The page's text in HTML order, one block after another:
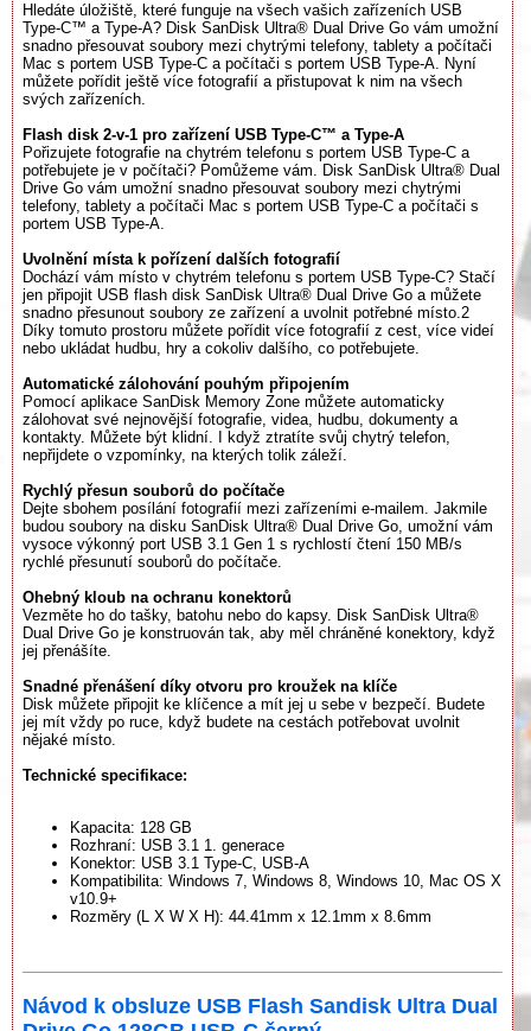
Hledáte úložiště, které funguje na všech vašich zařízeních USB
Type-C™ a Type-A? Disk SanDisk Ultra® Dual Drive Go vám umožní
snadno přesouvat soubory mezi chytrými telefony, tablety a počítači
Mac s portem USB Type-C a počítači s portem USB Type-A. Nyní
můžete pořídit ještě více fotografií a přistupovat k nim na všech
svých zařízeních.
Flash disk 2-v-1 pro zařízení USB Type-C™ a Type-A
Pořizujete fotografie na chytrém telefonu s portem USB Type-C a
potřebujete je v počítači? Pomůžeme vám. Disk SanDisk Ultra® Dual
Drive Go vám umožní snadno přesouvat soubory mezi chytrými
telefony, tablety a počítači Mac s portem USB Type-C a počítači s
portem USB Type-A.
Uvolnění místa k pořízení dalších fotografií
Dochází vám místo v chytrém telefonu s portem USB Type-C? Stačí
jen připojit USB flash disk SanDisk Ultra® Dual Drive Go a můžete
snadno přesunout soubory ze zařízení a uvolnit potřebné místo.2
Díky tomuto prostoru můžete pořídit více fotografií z cest, více videí
nebo ukládat hudbu, hry a cokoliv dalšího, co potřebujete.
Automatické zálohování pouhým připojením
Pomocí aplikace SanDisk Memory Zone můžete automaticky
zálohovat své nejnovější fotografie, videa, hudbu, dokumenty a
kontakty. Můžete být klidní. I když ztratíte svůj chytrý telefon,
nepřijdete o vzpomínky, na kterých tolik záleží.
Rychlý přesun souborů do počítače
Dejte sbohem posílání fotografií mezi zařízeními e-mailem. Jakmile
budou soubory na disku SanDisk Ultra® Dual Drive Go, umožní vám
vysoce výkonný port USB 3.1 Gen 1 s rychlostí čtení 150 MB/s
rychlé přesunutí souborů do počítače.
Ohebný kloub na ochranu konektorů
Vezměte ho do tašky, batohu nebo do kapsy. Disk SanDisk Ultra®
Dual Drive Go je konstruován tak, aby měl chráněné konektory, když
jej přenášíte.
Snadné přenášení díky otvoru pro kroužek na klíče
Disk můžete připojit ke klíčence a mít jej u sebe v bezpečí. Budete
jej mít vždy po ruce, když budete na cestách potřebovat uvolnit
nějaké místo.
Technické specifikace:
Kapacita: 128 GB
Rozhraní: USB 3.1 1. generace
Konektor: USB 3.1 Type-C, USB-A
Kompatibilita: Windows 7, Windows 8, Windows 10, Mac OS X
v10.9+
Rozměry (L X W X H): 44.41mm x 12.1mm x 8.6mm
Návod k obsluze USB Flash Sandisk Ultra Dual